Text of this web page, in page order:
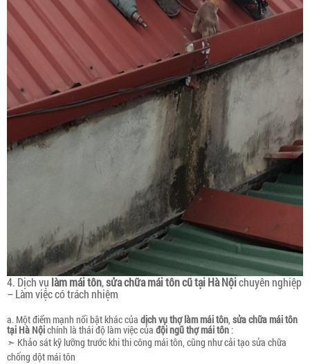
4. Dịch vụ làm mái tôn,sửa chữa mái tôn cũ tại Hà Nộichuyên nghiệp
– Làm việc có trách nhiệm
a. Một điểm mạnh nổi bật khác của dịch vụ thợ làm mái tôn, sửa chữa mái tôn
tại Hà Nộichính là thái độ làm việc của đội ngũ thợ mái tôn :
➣ Khảo sát kỹ lưỡng trước khi thi công mái tôn, cũng như cải tạo sửa chữa
chống dột mái tôn